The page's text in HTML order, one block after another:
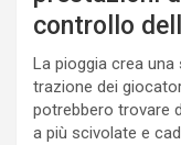
controllo
La pioggia crea
trazione dei
potrebbero trovare
a più scivolate e